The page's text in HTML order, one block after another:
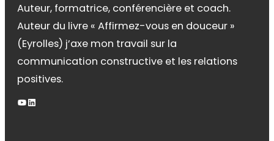
Auteur, formatrice, conférencière et coach.
Auteur du livre « Affirmez-vous en douceur »
(Eyrolles) j’axe mon travail sur la
communication constructive et les relations
positives.
YouTube LinkedIn